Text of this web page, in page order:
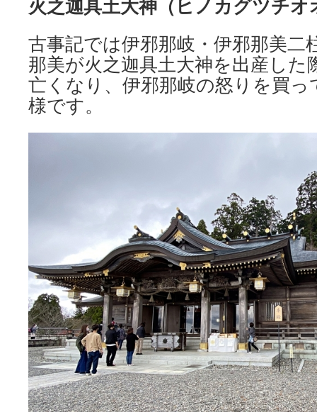
火之迦具土大神（ヒノカグツチ
古事記では伊邪那岐・伊邪那美二
那美が火之迦具土大神を出産した
亡くなり、伊邪那岐の怒りを買
様です。